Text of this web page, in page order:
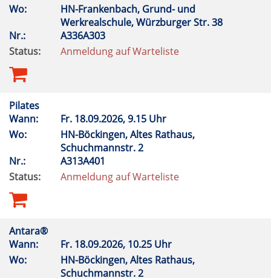
Wo:
HN-Frankenbach, Grund- und
Werkrealschule, Würzburger Str. 38
Nr.:
A336A303
Status:
Anmeldung auf Warteliste
Pilates
Wann:
Fr. 18.09.2026, 9.15 Uhr
Wo:
HN-Böckingen, Altes Rathaus,
Schuchmannstr. 2
Nr.:
A313A401
Status:
Anmeldung auf Warteliste
Antara®
Wann:
Fr. 18.09.2026, 10.25 Uhr
Wo:
HN-Böckingen, Altes Rathaus,
Schuchmannstr. 2